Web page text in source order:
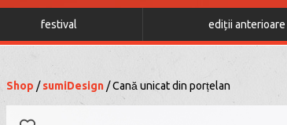
festival ediții anterioare
Shop /sumiDesign/ Cană unicat din porțelan